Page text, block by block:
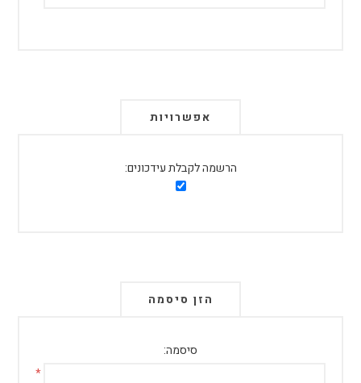
אפשרויות
הרשמה לקבלת עידכונים:
הזן סיסמה
סיסמה:
*